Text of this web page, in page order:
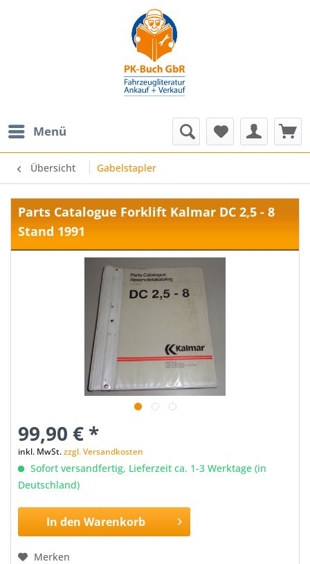
Menü
Übersicht Gabelstapler
Parts Catalogue Forklift Kalmar DC 2,5 - 8
Stand 1991
99,90 € *
inkl. MwSt.zzgl. Versandkosten
Sofort versandfertig, Lieferzeit ca. 1-3 Werktage (in
Deutschland)
In den Warenkorb
Merken